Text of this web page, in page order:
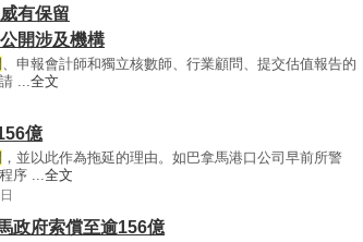
有保留
開涉及機構
、申報會計師和獨立核數師、行業顧問、提交估值報告的
...全文
億
，並以此作為拖延的理由。如巴拿馬港口公司早前所警
序 ...全文
政府索償至逾156億